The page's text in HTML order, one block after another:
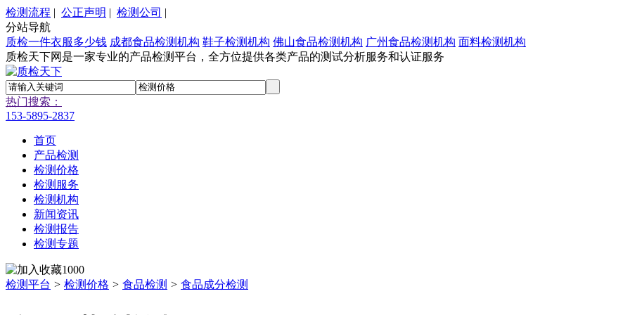
检测流程 | 公正声明 | 检测公司 |
分站导航
质检一件衣服多少钱 成都食品检测机构 鞋子检测机构 佛山食品检测机构 广州食品检测机构 面料检测机构
质检天下网是一家专业的产品检测平台，全方位提供各类产品的测试分析服务和认证服务
热门搜索：
153-5895-2837
首页
产品检测
检测价格
检测服务
检测机构
新闻资讯
检测报告
检测专题
1000
检测平台 > 检测价格 > 食品检测 > 食品成分检测